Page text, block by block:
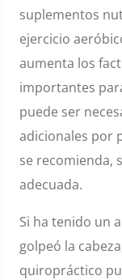
suplementos
ejercicio
aumenta los
importantes
puede ser
adicionales por
se recomienda,
adecuada.
Si ha tenido un
golpeó la
quiropráctico